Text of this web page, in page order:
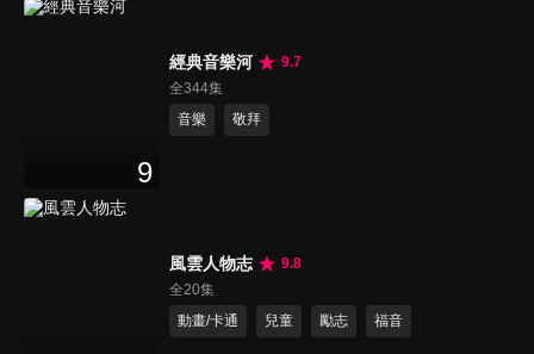
9
經典音樂河
9.7
全344集
音樂
敬拜
風雲人物志
9.8
全20集
動畫/卡通
兒童 勵志 福音